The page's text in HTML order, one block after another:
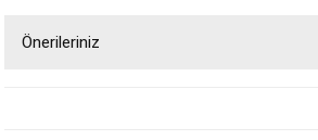
Önerileriniz